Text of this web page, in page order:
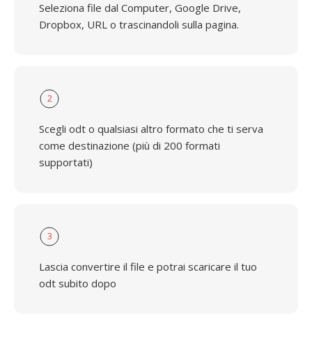
Seleziona file dal Computer, Google Drive,
Dropbox, URL o trascinandoli sulla pagina.
2
Scegli odt o qualsiasi altro formato che ti serva
come destinazione (più di 200 formati
supportati)
3
Lascia convertire il file e potrai scaricare il tuo
odt subito dopo